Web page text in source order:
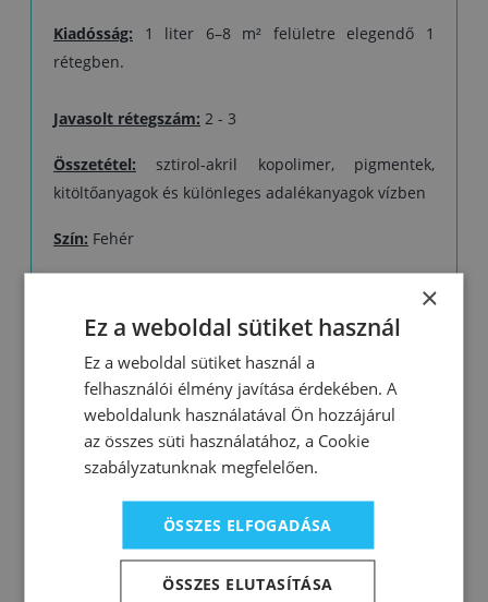
Kiadósság: 1 liter 6–8 m² felületre elegendő 1
rétegben.
Javasolt rétegszám: 2 - 3
Összetétel: sztirol-akril kopolimer, pigmentek,
kitöltőanyagok és különleges adalékanyagok vízben
Szín: Fehér
színezőanyagokkal (3–5%) és színezésre alkalmas
diszperziós festékekkel lehetséges
- HGMIX rendszerben több száz pasztell árnyalat
keverhető
erősebb színekhez bázis terméket használjon!
Felhasználási utasítások:
Használat előtt keverje fel
Hígítás vízzel 5–10 %
Felhordás hengerrel, ecsettel vagy szórással
×
Ez a weboldal sütiket használ
Ez a weboldal sütiket használ a
felhasználói élmény javítása érdekében. A
weboldalunk használatával Ön hozzájárul
az összes süti használatához, a Cookie
szabályzatunknak megfelelően.
ÖSSZES ELFOGADÁSA
ÖSSZES ELUTASÍTÁSA